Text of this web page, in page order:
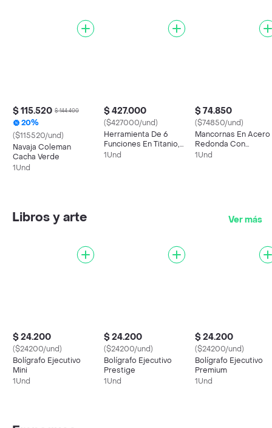
$ 115.520 $ 144.400
20%
($115520/und)
Navaja Coleman
Cacha Verde
1Und
$ 427.000
($427000/und)
Herramienta De 6
Funciones En Titanio,
Titanium, True Utility
1Und
$ 74.850
($74850/und)
Mancornas En Acero
Redonda Con
Grabado Para
1Und
Libros y arte Ver más
$ 24.200
($24200/und)
Bolígrafo Ejecutivo
Mini
1Und
$ 24.200
($24200/und)
Bolígrafo Ejecutivo
Prestige
1Und
$ 24.200
($24200/und)
Bolígrafo Ejecutivo
Premium
1Und